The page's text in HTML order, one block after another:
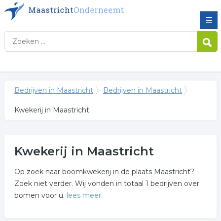
☰
Bedrijven in Maastricht Bedrijven in Maastricht
Kwekerij in Maastricht
Kwekerij in Maastricht
Op zoek naar boomkwekerij in de plaats Maastricht?
Zoek niet verder. Wij vonden in totaal 1 bedrijven over
bomen voor u. lees meer